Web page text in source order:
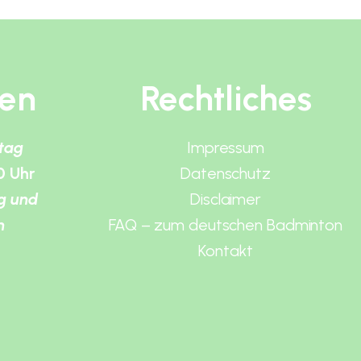
Uhr
und
Rechtliches
Impressum
Datenschutz
Disclaimer
FAQ – zum deutschen Badminton
Kontakt